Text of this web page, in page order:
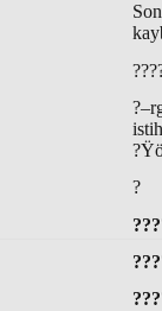
?